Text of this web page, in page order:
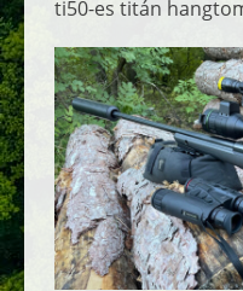
ti50-es titán